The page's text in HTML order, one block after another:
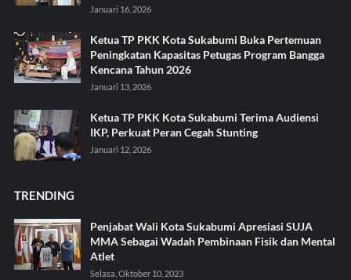
Januari 16, 2026
Ketua TP PKK Kota Sukabumi Buka Pertemuan
Peningkatan Kapasitas Petugas Program Bangga
Kencana Tahun 2026
Januari 13, 2026
Ketua TP PKK Kota Sukabumi Terima Audiensi
IKP, Perkuat Peran Cegah Stunting
Januari 12, 2026
TRENDING
Penjabat Wali Kota Sukabumi Apresiasi SUJA
MMA Sebagai Wadah Pembinaan Fisik dan Mental
Atlet
Selasa, Oktober 10, 2023